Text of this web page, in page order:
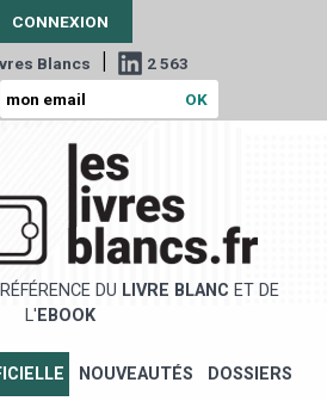
CONNEXION
Blancs | 2 563
DU LIVRE BLANC ET DE
L' EBOOK
NOUVEAUTÉS DOSSIERS